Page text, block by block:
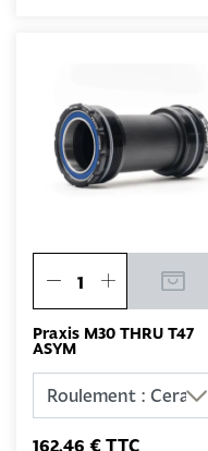
Praxis M30 THRU T47
ASYM
162,46 € TTC